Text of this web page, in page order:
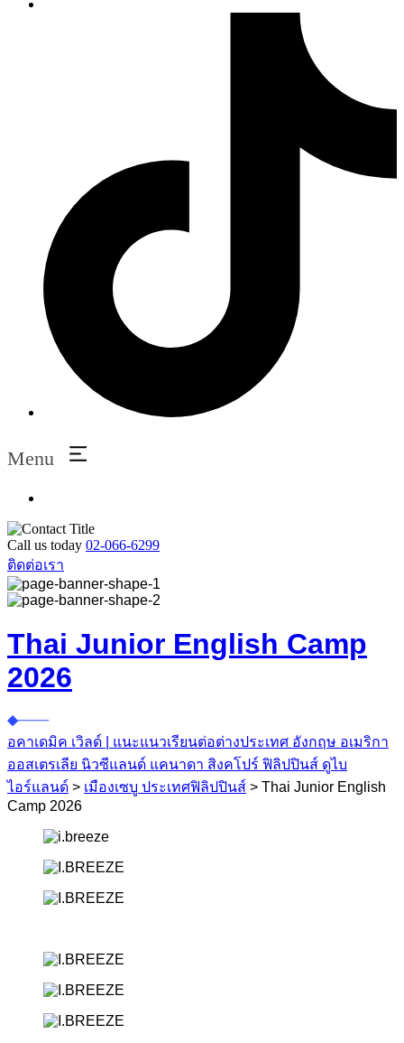
Menu
Call us today 02-066-6299
ติดต่อเรา
Thai Junior English Camp
2026
อคาเดมิค เวิลด์ | แนะแนวเรียนต่อต่างประเทศ อังกฤษ อเมริกา
ออสเตรเลีย นิวซีแลนด์ แคนาดา สิงคโปร์ ฟิลิปปินส์ ดูไบ
ไอร์แลนด์ > เมืองเซบู ประเทศฟิลิปปินส์ > Thai Junior English
Camp 2026